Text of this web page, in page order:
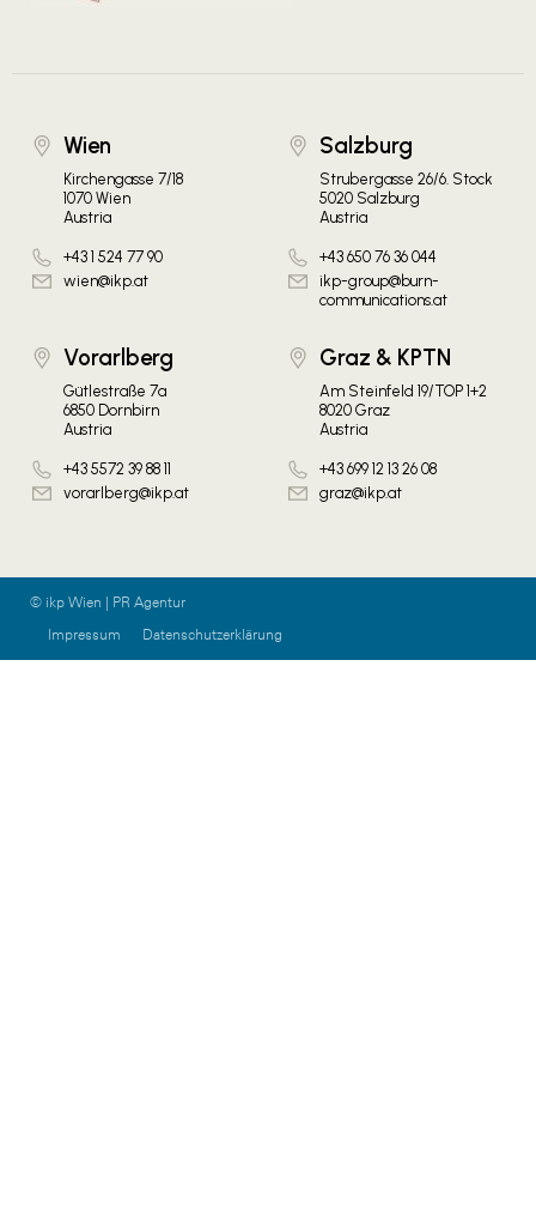
Wien
Kirchengasse 7/18
1070 Wien
Austria
+43 1 524 77 90
wien@ikp.at
Salzburg
Strubergasse 26/6. Stock
5020 Salzburg
Austria
+43 650 76 36 044
ikp-group@burn-
communications.at
Vorarlberg
Gütlestraße 7a
6850 Dornbirn
Austria
+43 5572 39 88 11
vorarlberg@ikp.at
Graz & KPTN
Am Steinfeld 19/TOP 1+2
8020 Graz
Austria
+43 699 12 13 26 08
graz@ikp.at
© ikp Wien | PR Agentur
Impressum
Datenschutzerklärung